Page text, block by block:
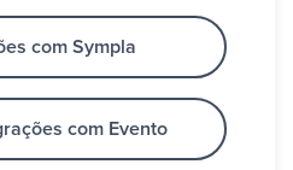
com Sympla
com Evento